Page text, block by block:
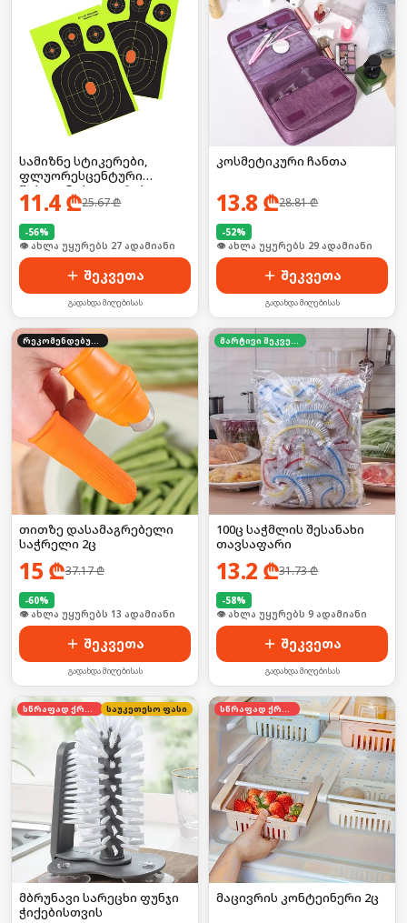
სამიზნე სტიკერები,
ფლუორესცენტური
წებოვანი სტიკერები
11.4₾25.67₾
-56%
🛒 ბოლო 24სთ-ში იყიდა 36-მა
შეკვეთა
გადახდა მიღებისას
კოსმეტიკური ჩანთა
13.8 ₾28.81₾
-52%
🛒 ბოლო 24სთ-ში იყიდა 44-მა
შეკვეთა
გადახდა მიღებისას
რეკომენდებული
თითზე დასამაგრებელი
საჭრელი 2ც
15 ₾37.17₾
-60%
🛒 ბოლო 24სთ-ში იყიდა 17-მა
შეკვეთა
გადახდა მიღებისას
მარტივი შეკვეთა
100ც საჭმლის შესანახი
თავსაფარი
13.2 ₾31.73₾
-58%
🛒 ბოლო 24სთ-ში იყიდა 16-მა
შეკვეთა
გადახდა მიღებისას
სწრაფად ქრება საუკეთესო ფასი
მბრუნავი სარეცხი ფუნჯი
ჭიქებისთვის
სწრაფად ქრება
მაცივრის კონტეინერი 2ც